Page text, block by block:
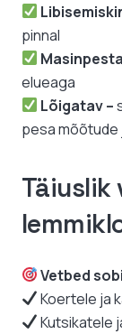
pinnal
elueaga
Lõigatav –
pesa mõõtude
Täiuslik
Vetbed
Koertele ja
Kutsikatele